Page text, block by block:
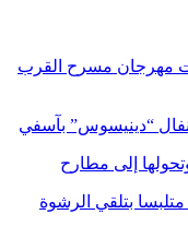
مهرجان مسرح القرب
“دينيسوس” بآسفي
بتلقي الرشوة